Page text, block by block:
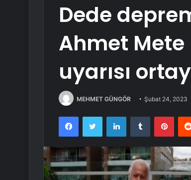
Dede
Ahmet Mete
uyarısı
MEHMET GÜNGÖR Şubat 24, 2023
FacebookTwitter LinkedInTumblr